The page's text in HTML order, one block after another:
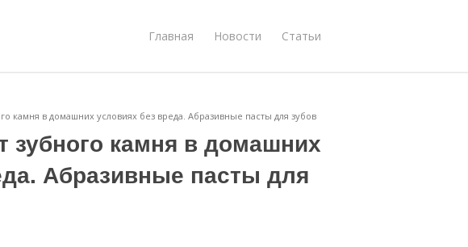
Главная Новости Статьи
камня в домашних условиях без вреда. Абразивные пасты для зубов
зубного камня в домашних
Абразивные пасты для